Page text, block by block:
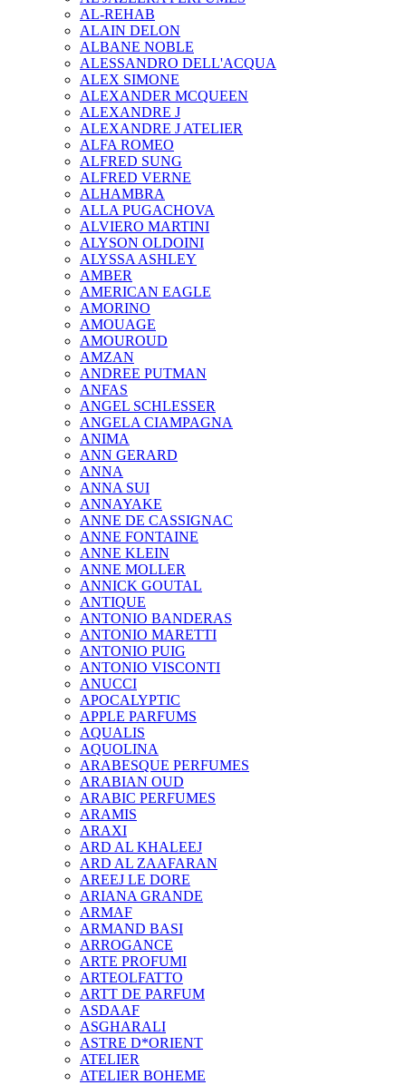
AL-REHAB
ALAIN DELON
ALBANE NOBLE
ALESSANDRO DELL'ACQUA
ALEX SIMONE
ALEXANDER MCQUEEN
ALEXANDRE J
ALEXANDRE J ATELIER
ALFA ROMEO
ALFRED SUNG
ALFRED VERNE
ALHAMBRA
ALLA PUGACHOVA
ALVIERO MARTINI
ALYSON OLDOINI
ALYSSA ASHLEY
AMBER
AMERICAN EAGLE
AMORINO
AMOUAGE
AMOUROUD
AMZAN
ANDREE PUTMAN
ANFAS
ANGEL SCHLESSER
ANGELA CIAMPAGNA
ANIMA
ANN GERARD
ANNA
ANNA SUI
ANNAYAKE
ANNE DE CASSIGNAC
ANNE FONTAINE
ANNE KLEIN
ANNE MOLLER
ANNICK GOUTAL
ANTIQUE
ANTONIO BANDERAS
ANTONIO MARETTI
ANTONIO PUIG
ANTONIO VISCONTI
ANUCCI
APOCALYPTIC
APPLE PARFUMS
AQUALIS
AQUOLINA
ARABESQUE PERFUMES
ARABIAN OUD
ARABIC PERFUMES
ARAMIS
ARAXI
ARD AL KHALEEJ
ARD AL ZAAFARAN
AREEJ LE DORE
ARIANA GRANDE
ARMAF
ARMAND BASI
ARROGANCE
ARTE PROFUMI
ARTEOLFATTO
ARTT DE PARFUM
ASDAAF
ASGHARALI
ASTRE D*ORIENT
ATELIER
ATELIER BOHEME